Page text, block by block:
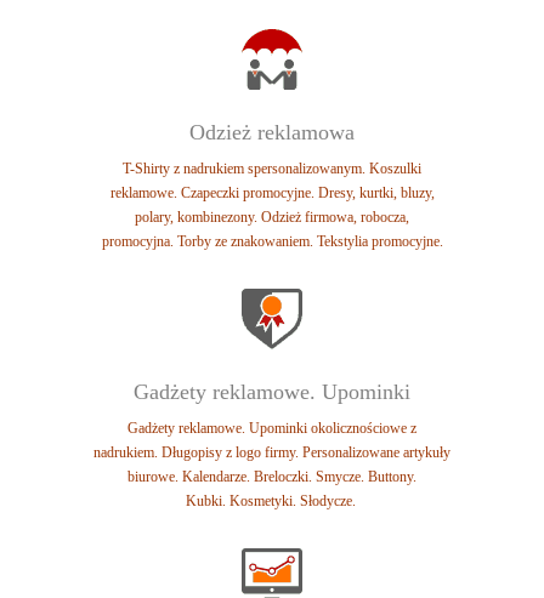
Odzież reklamowa
T-Shirty z nadrukiem spersonalizowanym. Koszulki
reklamowe. Czapeczki promocyjne. Dresy, kurtki, bluzy,
polary, kombinezony. Odzież firmowa, robocza,
promocyjna. Torby ze znakowaniem. Tekstylia promocyjne.
Gadżety reklamowe. Upominki
Gadżety reklamowe. Upominki okolicznościowe z
nadrukiem. Długopisy z logo firmy. Personalizowane artykuły
biurowe. Kalendarze. Breloczki. Smycze. Buttony.
Kubki. Kosmetyki. Słodycze.